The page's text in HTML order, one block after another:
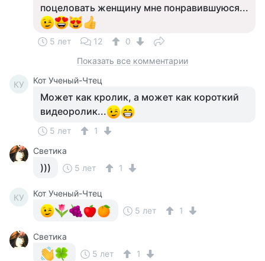
поцеловать женщину мне понравившуюся...
5 лет 12
0
Показать все комментарии
КУ Кот Ученый-Чтец
Может как кролик, а может как короткий
видеоролик...
5 лет
1
Светика
))) 5 лет 1
КУ
Кот Ученый-Чтец
5 лет
1
Светика
5 лет
1